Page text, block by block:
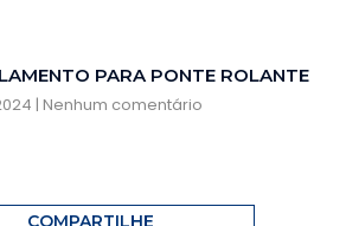
PARA PONTE ROLANTE
Nenhum comentário
COMPARTILHE